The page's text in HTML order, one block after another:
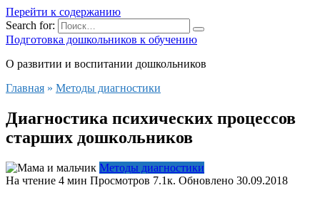
Перейти к содержанию
Search for:
Подготовка дошкольников к обучению
О развитии и воспитании дошкольников
Главная » Методы диагностики
Диагностика психических процессов
старших дошкольников
Методы диагностики
На чтение 4 мин Просмотров 7.1к. Обновлено 30.09.2018